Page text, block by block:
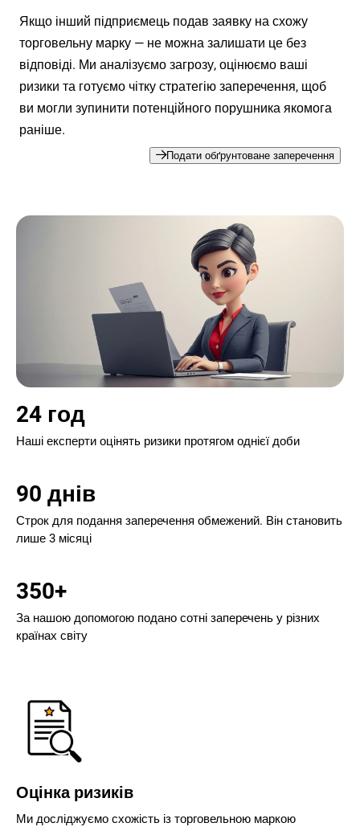
Якщо інший підприємець подав заявку на схожу
торговельну марку — не можна залишати це без
відповіді. Ми аналізуємо загрозу, оцінюємо ваші
ризики та готуємо чітку стратегію заперечення, щоб
ви могли зупинити потенційного порушника якомога
раніше.
Подати обґрунтоване заперечення
24 год
Наші експерти оцінять ризики протягом однієї доби
90 днів
Строк для подання заперечення обмежений. Він становить
лише 3 місяці
350+
За нашою допомогою подано сотні заперечень у різних
країнах світу
Оцінка ризиків
Ми досліджуємо схожість із торговельною маркою